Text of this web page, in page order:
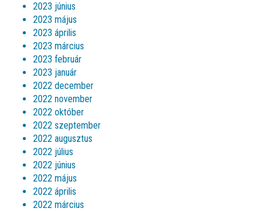
2023 június
2023 május
2023 április
2023 március
2023 február
2023 január
2022 december
2022 november
2022 október
2022 szeptember
2022 augusztus
2022 július
2022 június
2022 május
2022 április
2022 március